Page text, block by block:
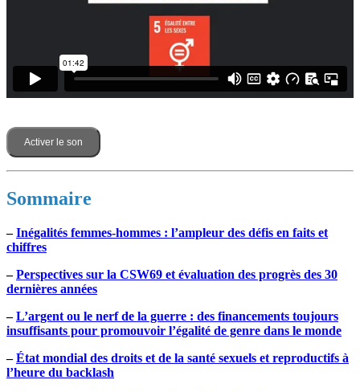
Activer le son
Sommaire
–Inégalités femmes-hommes : l’ampleur des défis en faits et
chiffres
–Perspectives sur la CSW69 et évaluation des progrès des 30
dernières années
–L’argent ou le nerf de la guerre : des financements toujours
insuffisants pour promouvoir l’égalité de genre dans le monde
–État mondial des droits et de la santé sexuels et reproductifs à
l’heure du backlash